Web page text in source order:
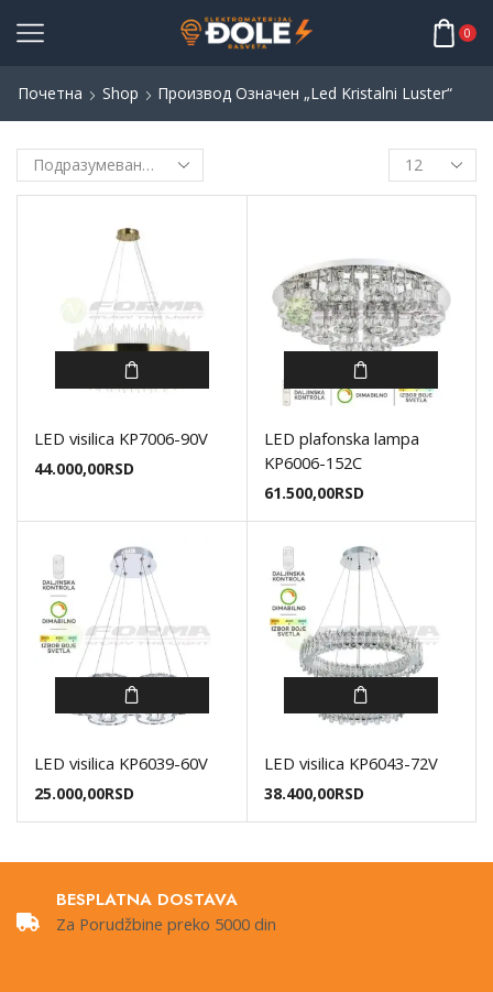
0
Почетна Shop Производ Oзначен „led Kristalni Luster“
LED visilica KP7006-90V
44.000,00RSD
LED plafonska lampa
KP6006-152C
61.500,00RSD
LED visilica KP6039-60V
25.000,00RSD
LED visilica KP6043-72V
38.400,00RSD
BESPLATNA DOSTAVA
Za Porudžbine preko 5000 din